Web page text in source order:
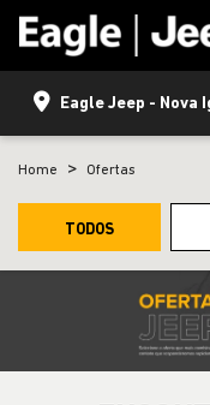
Eagle Jeep - Nova
Home Ofertas
TODOS